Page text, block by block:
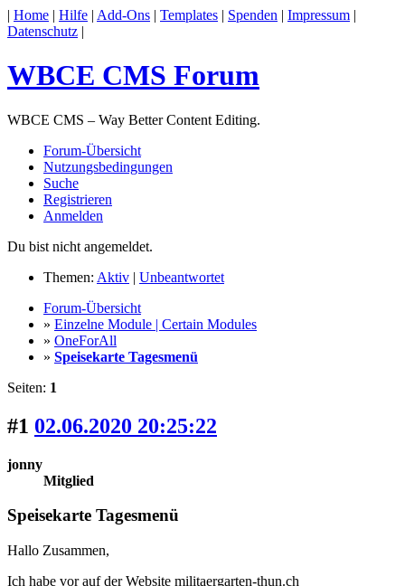
| Home | Hilfe | Add-Ons | Templates | Spenden | Impressum |
Datenschutz |
WBCE CMS Forum
WBCE CMS – Way Better Content Editing.
Forum-Übersicht
Nutzungsbedingungen
Suche
Registrieren
Anmelden
Du bist nicht angemeldet.
Themen: Aktiv | Unbeantwortet
Forum-Übersicht
» Einzelne Module | Certain Modules
» OneForAll
» Speisekarte Tagesmenü
Seiten: 1
#1 02.06.2020 20:25:22
jonny
Mitglied
Speisekarte Tagesmenü
Hallo Zusammen,
Ich habe vor auf der Website militaergarten-thun.ch